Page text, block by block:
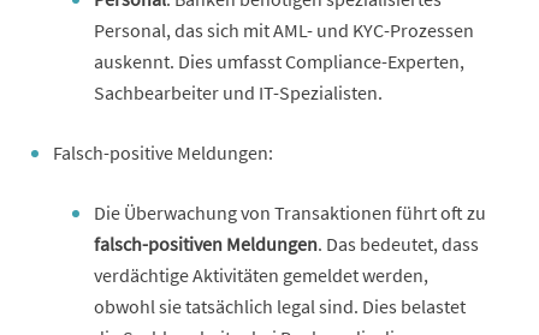
Personal, das sich mit AML- und KYC-Prozessen
auskennt. Dies umfasst Compliance-Experten,
Sachbearbeiter und IT-Spezialisten.
Falsch-positive Meldungen:
Die Überwachung von Transaktionen führt oft zu
falsch-positiven Meldungen. Das bedeutet, dass
verdächtige Aktivitäten gemeldet werden,
obwohl sie tatsächlich legal sind. Dies belastet